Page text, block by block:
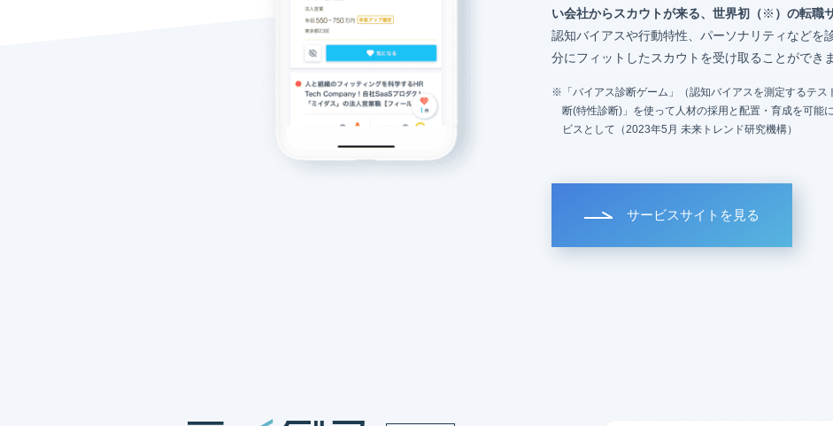
い会社からスカウトが来る、世界初（※ ）の転職
認知バイアスや行動特性、パーソナリティなどを
分にフィットしたスカウトを受け取ることができま
「バイアス診断ゲーム」（認知バイアスを測定するテ
断(特性診断)」を使って人材の採用と配置・育成を可能
ビスとして（2023年5月 未来トレンド研究機構）
サービスサイトを見る